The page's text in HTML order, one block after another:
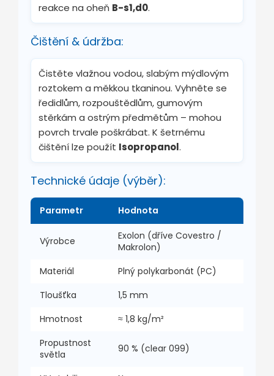
reakce na oheň B-s1,d0.
Čištění & údržba:
Čistěte vlažnou vodou, slabým mýdlovým
roztokem a měkkou tkaninou. Vyhněte se
ředidlům, rozpouštědlům, gumovým
stěrkám a ostrým předmětům – mohou
povrch trvale poškrábat. K šetrnému
čištění lze použít Isopropanol.
Technické údaje (výběr):
Parametr Hodnota
Výrobce
Exolon (dříve Covestro /
Makrolon)
Materiál
Plný polykarbonát (PC)
Tloušťka
1,5 mm
Hmotnost
≈ 1,8 kg/m²
Propustnost
světla
90 % (clear 099)